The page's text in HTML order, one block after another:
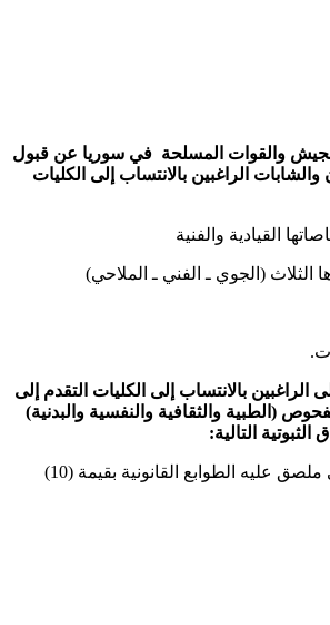
للجيش والقوات المسلحة في سوريا عن قبول
الراغبين بالانتساب إلى الكليات
القيادية والفنية
الثلاث (الجوي ـ الفني ـ الملاحي)
بالانتساب إلى الكليات التقدم إلى
(الطبية والثقافية والنفسية والبدنية)
التالية:
1 ـ طلب انتساب خطي ملصق عليه الطوابع القانونية بقيمة (10)